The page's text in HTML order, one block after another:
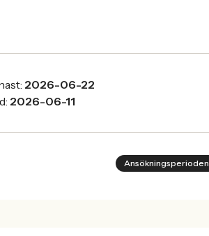
2026-06-22
2026-06-11